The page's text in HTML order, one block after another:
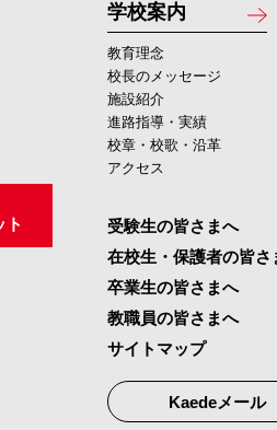
ト
学校案内
教育理念
校長のメッセージ
施設紹介
進路指導・実績
校章・校歌・沿革
アクセス
受験生の皆さまへ
在校生・保護者の皆さ
卒業生の皆さまへ
教職員の皆さまへ
サイトマップ
Kaedeメール